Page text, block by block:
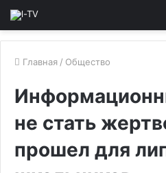
Главная / Общество
не стать
прошел для